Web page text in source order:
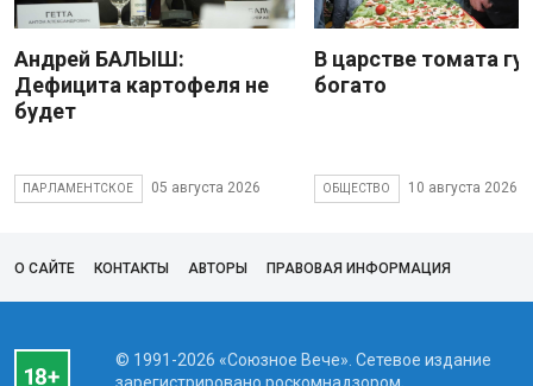
Андрей БАЛЫШ:
Дефицита картофеля не
будет
ПАРЛАМЕНТСКОЕ 05 августа 2026
В царстве томата
богато
ОБЩЕСТВО 10 августа 2026
О САЙТЕ КОНТАКТЫ АВТОРЫ ПРАВОВАЯ ИНФОРМАЦИЯ
© 1991-2026 «Союзное Вече». Сетевое издание
зарегистрировано роскомнадзором,